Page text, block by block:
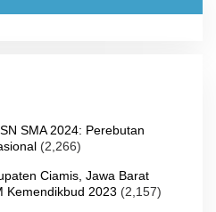
SMA 2024: Perebutan
(2,266)
Ciamis, Jawa Barat
Kemendikbud 2023 (2,157)